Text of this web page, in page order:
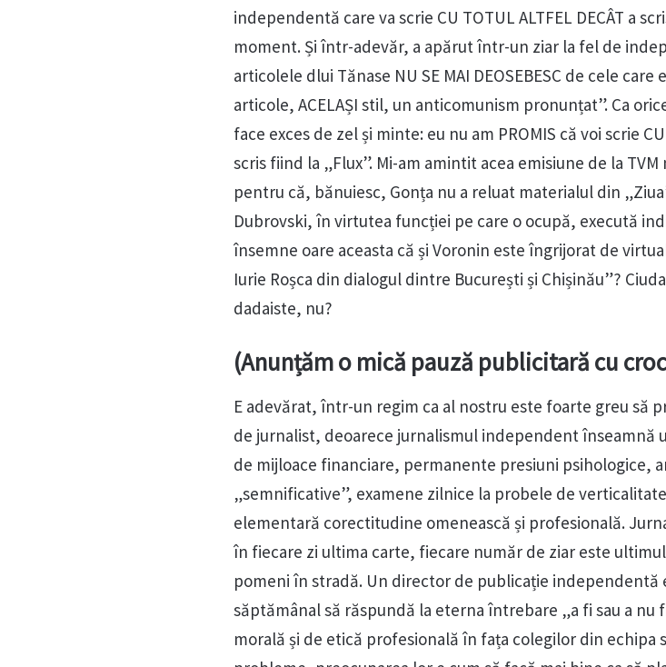
independentă care va scrie CU TOTUL ALTFEL DECÂT a
moment. Și într-adevăr, a apărut într-un ziar la fel de
articolele dlui Tănase NU SE MAI DEOSEBESC de cele care
articole, ACELAȘI stil, un anticomunism pronunțat”. Ca
face exces de zel și minte: eu nu am PROMIS că voi scrie
scris fiind la „Flux”. Mi-am amintit acea emisiune de la
pentru că, bănuiesc, Gonța nu a reluat materialul din
Dubrovski, în virtutea funcției pe care o ocupă, execută
însemne oare aceasta că și Voronin este îngrijorat de
Iurie Roșca din dialogul dintre București și Chișinău”?
dadaiste, nu?
(Anunțăm o mică pauză publicitară cu
E adevărat, într-un regim ca al nostru este foarte greu să
de jurnalist, deoarece jurnalismul independent înseamnă
de mijloace financiare, permanente presiuni psihologice,
„semnificative”, examene zilnice la probele de
elementară corectitudine omenească și profesională.
în fiecare zi ultima carte, fiecare număr de ziar este
pomeni în stradă. Un director de publicație independentă
săptămânal să răspundă la eterna întrebare „a fi sau a nu
morală și de etică profesională în fața colegilor din echipa